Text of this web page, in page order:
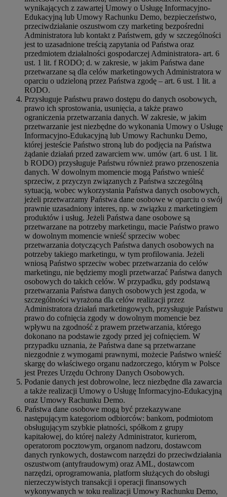
wynikających z zawartej Umowy o Usługę Informacyjno-
Edukacyjną lub Umowy Rachunku Demo, bezpieczeństwo,
przeciwdziałanie oszustwom czy marketing bezpośredni
Administratora lub kontakt z Państwem, gdy w szczególności
jest to uzasadnione treścią zapytania od Państwa oraz
przedmiotem działalności gospodarczej Administratora- art. 6
ust. 1 lit. f RODO; d. w zakresie, w jakim Państwa dane
przetwarzane są dla celów marketingowych Administratora w
oparciu o udzieloną przez Państwa zgodę – art. 6 ust. 1 lit. a
RODO.
Przysługuje Państwu prawo dostępu do danych osobowych,
prawo ich sprostowania, usunięcia, a także prawo
ograniczenia przetwarzania danych. W zakresie, w jakim
przetwarzanie jest niezbędne do wykonania Umowy o Usługę
Informacyjno-Edukacyjną lub Umowy Rachunku Demo,
której jesteście Państwo stroną lub do podjęcia na Państwa
żądanie działań przed zawarciem ww. umów (art. 6 ust. 1 lit.
b RODO) przysługuje Państwu również prawo przenoszenia
danych. W dowolnym momencie mogą Państwo wnieść
sprzeciw, z przyczyn związanych z Państwa szczególną
sytuacją, wobec wykorzystania Państwa danych osobowych,
jeżeli przetwarzamy Państwa dane osobowe w oparciu o swój
prawnie uzasadniony interes, np. w związku z marketingiem
produktów i usług. Jeżeli Państwa dane osobowe są
przetwarzane na potrzeby marketingu, macie Państwo prawo
w dowolnym momencie wnieść sprzeciw wobec
przetwarzania dotyczących Państwa danych osobowych na
potrzeby takiego marketingu, w tym profilowania. Jeżeli
wniosą Państwo sprzeciw wobec przetwarzania do celów
marketingu, nie będziemy mogli przetwarzać Państwa danych
osobowych do takich celów. W przypadku, gdy podstawą
przetwarzania Państwa danych osobowych jest zgoda, w
szczególności wyrażona dla celów realizacji przez
Administratora działań marketingowych, przysługuje Państwu
prawo do cofnięcia zgody w dowolnym momencie bez
wpływu na zgodność z prawem przetwarzania, którego
dokonano na podstawie zgody przed jej cofnięciem. W
przypadku uznania, że Państwa dane są przetwarzane
niezgodnie z wymogami prawnymi, możecie Państwo wnieść
skargę do właściwego organu nadzorczego, którym w Polsce
jest Prezes Urzędu Ochrony Danych Osobowych.
Podanie danych jest dobrowolne, lecz niezbędne dla zawarcia
a także realizacji Umowy o Usługę Informacyjno-Edukacyjną
oraz Umowy Rachunku Demo.
Państwa dane osobowe mogą być przekazywane
następującym kategoriom odbiorców: bankom, podmiotom
obsługującym szybkie płatności, spółkom z grupy
kapitałowej, do której należy Administrator, kurierom,
operatorom pocztowym, organom nadzoru, dostawcom
danych rynkowych, dostawcom narzędzi do przeciwdziałania
oszustwom (antyfraudowym) oraz AML, dostawcom
narzędzi, oprogramowania, platform służących do obsługi
nierzeczywistych transakcji i operacji finansowych
wykonywanych w toku realizacji Umowy Rachunku Demo,